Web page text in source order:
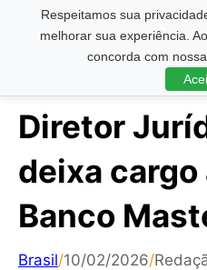
Respeitamos sua
melhorar sua experiência.
concorda com
Pesquisar ...
Diretor
deixa
Banco
Brasil/10/02/2026/